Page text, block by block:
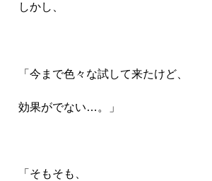
しかし、
「今まで色々な試して来たけど、
効果がでない…。」
「そもそも、